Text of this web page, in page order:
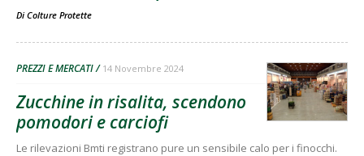
Di Colture Protette
PREZZI E MERCATI 14 Novembre 2024
Zucchine in risalita, scendono
pomodori e carciofi
Le rilevazioni Bmti registrano pure un sensibile calo per i finocchi.